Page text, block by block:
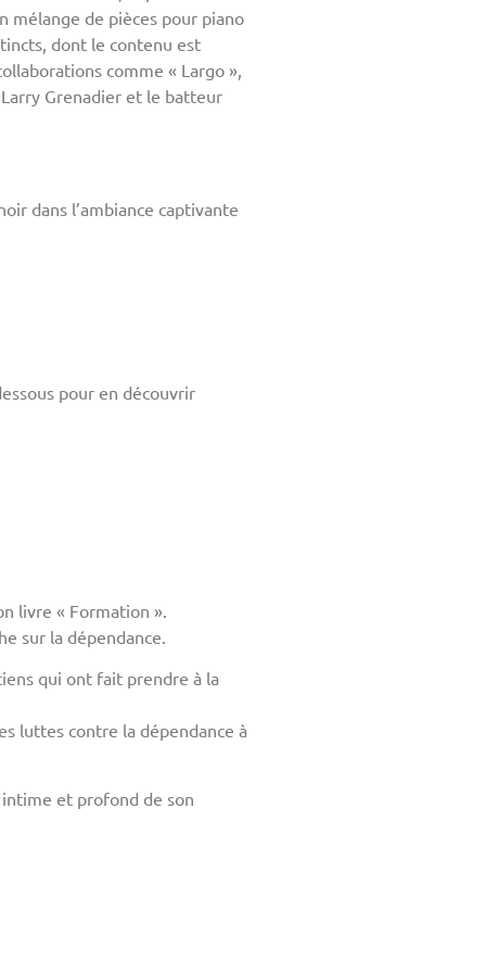
mélange de pièces pour piano
dont le contenu est
comme « Largo »,
Grenadier et le batteur
dans l’ambiance captivante
pour en découvrir
livre « Formation ».
sur la dépendance.
qui ont fait prendre à la
luttes contre la dépendance à
et profond de son